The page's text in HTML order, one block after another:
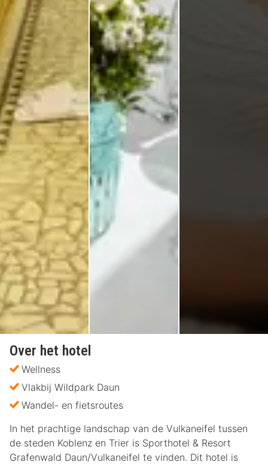
Over het hotel
Wellness
Vlakbij Wildpark Daun
Wandel- en fietsroutes
In het prachtige landschap van de Vulkaneifel tussen
de steden Koblenz en Trier is Sporthotel & Resort
Grafenwald Daun/Vulkaneifel te vinden. Dit hotel is